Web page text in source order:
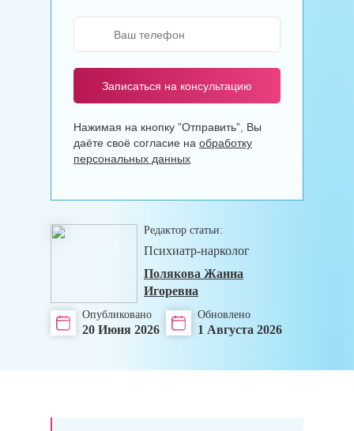
Записаться на консультацию
Нажимая на кнопку ”Отправить”, Вы
даёте своё согласие на обработку
персональных данных
Редактор статьи:
Психиатр-нарколог
Полякова Жанна
Игоревна
Опубликовано
20 Июня 2026
Обновлено
1 Августа 2026